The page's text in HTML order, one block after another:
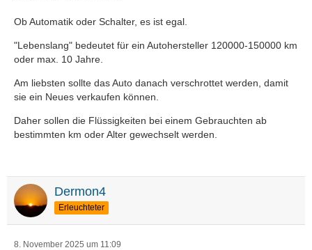
Ob Automatik oder Schalter, es ist egal.
"Lebenslang" bedeutet für ein Autohersteller 120000-150000 km
oder max. 10 Jahre.
Am liebsten sollte das Auto danach verschrottet werden, damit
sie ein Neues verkaufen können.
Daher sollen die Flüssigkeiten bei einem Gebrauchten ab
bestimmten km oder Alter gewechselt werden.
Dermon4
Erleuchteter
8. November 2025 um 11:09